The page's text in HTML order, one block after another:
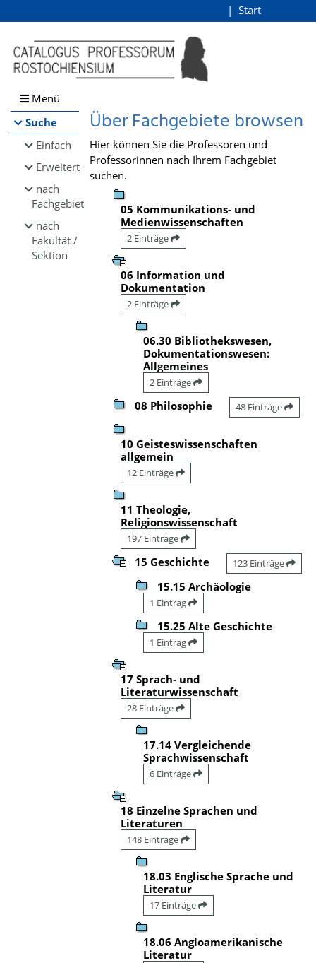
Browsen
direkt zum Inhalt
Start
Menü
Suche
Einfach
Erweitert
nach
Fachgebiet
nach
Fakultät /
Sektion
Über Fachgebiete browsen
Hier können Sie die Professoren und
Professorinnen nach Ihrem Fachgebiet
suchen.
05 Kommunikations- und
Medienwissenschaften
2 Einträge
06 Information und
Dokumentation
2 Einträge
06.30 Bibliothekswesen,
Dokumentationswesen:
Allgemeines
2 Einträge
08 Philosophie 48 Einträge
10 Geisteswissenschaften
allgemein
12 Einträge
11 Theologie,
Religionswissenschaft
197 Einträge
15 Geschichte 123 Einträge
15.15 Archäologie
1 Eintrag
15.25 Alte Geschichte
1 Eintrag
17 Sprach- und
Literaturwissenschaft
28 Einträge
17.14 Vergleichende
Sprachwissenschaft
6 Einträge
18 Einzelne Sprachen und
Literaturen
148 Einträge
18.03 Englische Sprache und
Literatur
17 Einträge
18.06 Angloamerikanische
Literatur